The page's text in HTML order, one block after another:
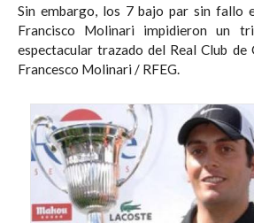
Sin embargo, los 7 bajo par sin fallo
Francisco Molinari impidieron un
espectacular trazado del Real Club de Golf
Francesco Molinari / RFEG.